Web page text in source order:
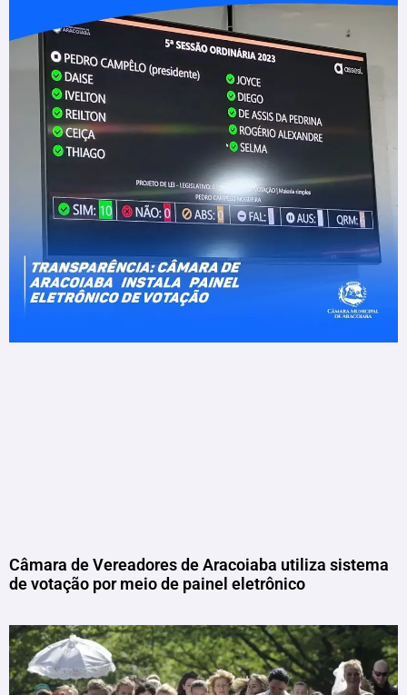
Câmara de Vereadores de Aracoiaba utiliza sistema
de votação por meio de painel eletrônico